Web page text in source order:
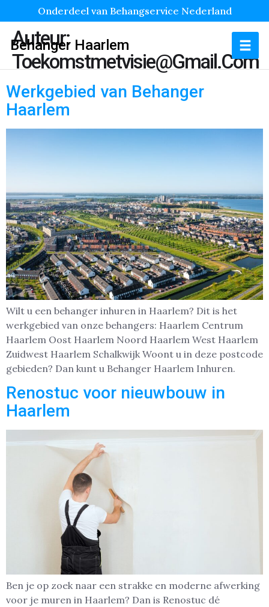
Onderdeel van Behangservice Nederland
Behanger Haarlem
Auteur:
Toekomstmetvisie@gmail.com
Werkgebied van Behanger
Haarlem
Wilt u een behanger inhuren in Haarlem? Dit is het
werkgebied van onze behangers: Haarlem Centrum
Haarlem Oost Haarlem Noord Haarlem West Haarlem
Zuidwest Haarlem Schalkwijk Woont u in deze postcode
gebieden? Dan kunt u Behanger Haarlem Inhuren.
Renostuc voor nieuwbouw in
Haarlem
Ben je op zoek naar een strakke en moderne afwerking
voor je muren in Haarlem? Dan is Renostuc dé